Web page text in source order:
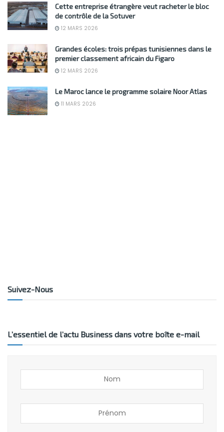
Cette entreprise étrangère veut racheter le bloc
de contrôle de la Sotuver
12 MARS 2026
Grandes écoles: trois prépas tunisiennes dans le
premier classement africain du Figaro
12 MARS 2026
Le Maroc lance le programme solaire Noor Atlas
11 MARS 2026
Suivez-Nous
L’essentiel de l’actu Business dans votre boîte e-mail